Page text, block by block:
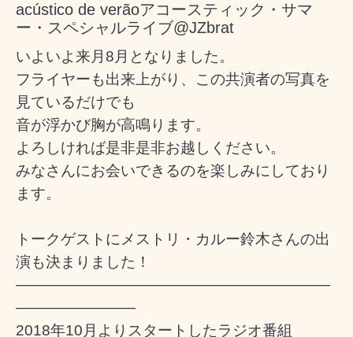
acústico de verãoアコースティック・サマ
ー・スペシャルライブ@JZbrat
いよいよ来月8月となりました。
フライヤーも出来上がり、この共演者の写真を
見ているだけでも
音が浮かび胸が高鳴ります。
よろしければ是非是非お越しください。
みなさんにお会いできるのを楽しみにしており
ます。
トークゲストにメストリ・カルー鈴木さんの出
演も決まりました！
―――――――――――――――――――――
――――――――
2018年10月よりスタートしたラジオ番組